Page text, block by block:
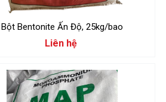
Bột Bentonite Ấn Độ, 25kg/bao
Liên hệ